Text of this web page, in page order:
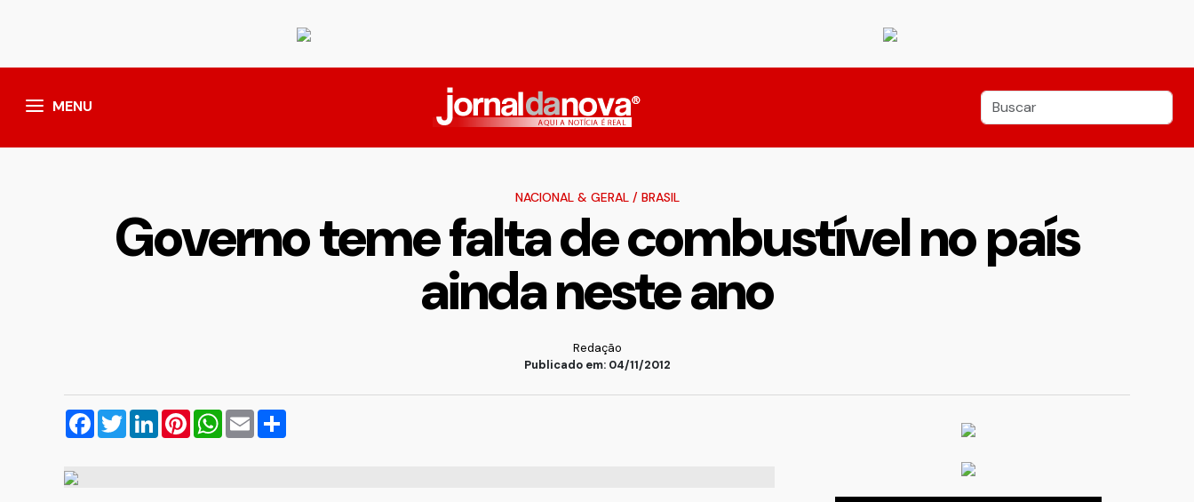
MENU
NACIONAL & GERAL/ BRASIL
Governo teme falta de combustível no país
ainda neste ano
Redação
Publicado em: 04/11/2012
Facebook
TwitterLinkedInPinterestWhatsApp
Email